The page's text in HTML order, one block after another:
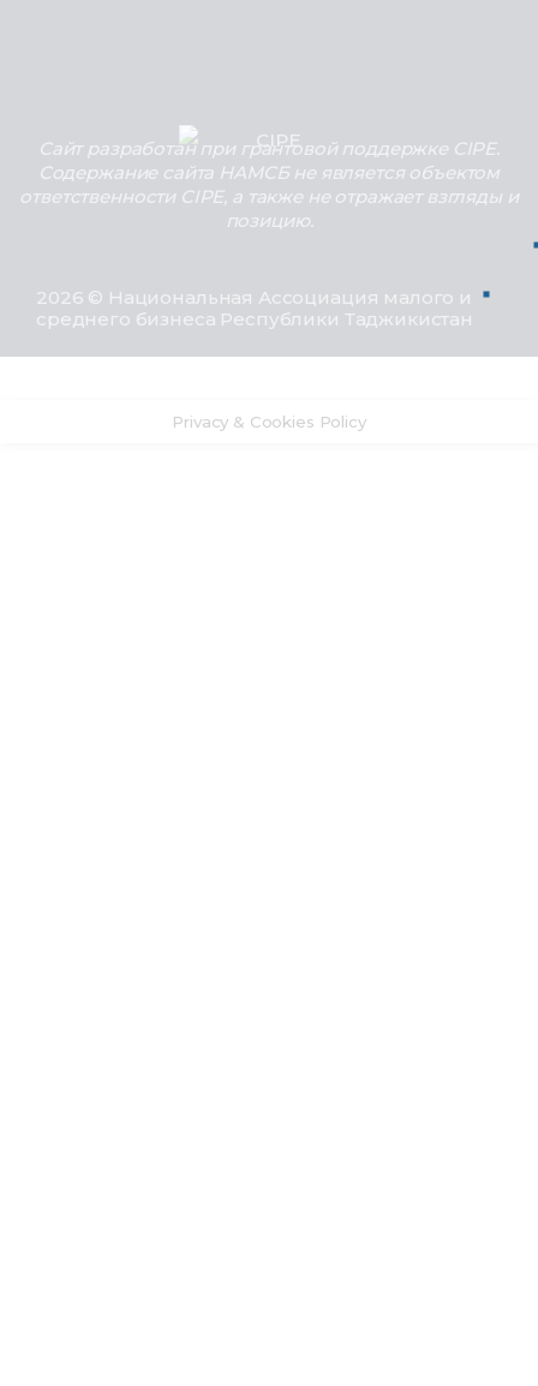
Сайт разработан при грантовой поддержке CIPE.
Содержание сайта НАМСБ не является объектом
ответственности CIPE, а также не отражает взгляды и
позицию.
2026 © Национальная Ассоциация малого и
среднего бизнеса Республики Таджикистан
Privacy & Cookies Policy